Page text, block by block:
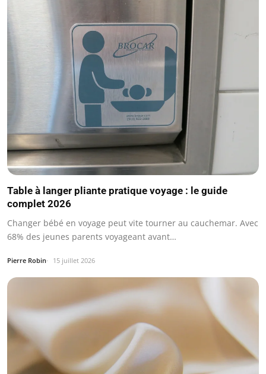
Table à langer pliante pratique voyage : le guide
complet 2026
Changer bébé en voyage peut vite tourner au cauchemar. Avec
68% des jeunes parents voyageant avant…
Pierre Robin 15 juillet 2026